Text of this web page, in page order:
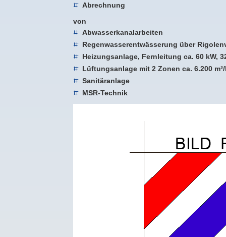
Abrechnung
von
Abwasserkanalarbeiten
Regenwasserentwässerung über
Heizungsanlage, Fernleitung ca. 60 kW,
Lüftungsanlage mit 2 Zonen ca. 6.200
Sanitäranlage
MSR-Technik